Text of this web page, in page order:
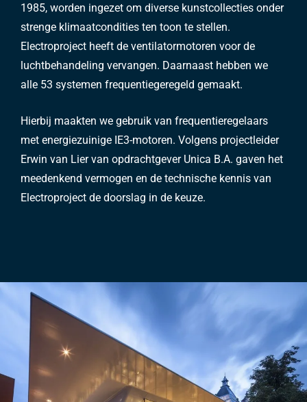
1985, worden ingezet om diverse kunstcollecties onder
strenge klimaatcondities ten toon te stellen.
Electroproject heeft de ventilatormotoren voor de
luchtbehandeling vervangen. Daarnaast hebben we
alle 53 systemen frequentiegeregeld gemaakt.
Hierbij maakten we gebruik van frequentieregelaars
met energiezuinige IE3-motoren. Volgens projectleider
Erwin van Lier van opdrachtgever Unica B.A. gaven het
meedenkend vermogen en de technische kennis van
Electroproject de doorslag in de keuze.